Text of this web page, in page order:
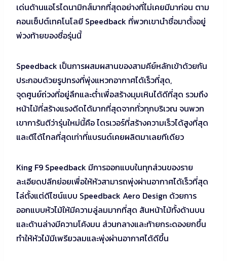
เด่นด้านแอโรไดนามิกส์มากที่สุดอย่างที่ไม่เคยมีมาก่อน ตาม
คอนเซ็ปต์เทคโนโลยี Speedback ที่พวกเขานำชื่อมาตั้งอยู่
พ่วงท้ายของชื่อรุ่นนี้
Speedback เป็นการผสมผสานของสามคีย์หลักเข้าด้วยกัน
ประกอบด้วยรูปทรงที่พุ่งแหวกอากาศได้เร็วที่สุด,
จุดศูนย์ถ่วงที่อยู่ลึกและต่ำเพื่อสร้างมุมเหินได้ดีที่สุด รวมถึง
หน้าไม้ที่สร้างแรงดีดได้มากที่สุดจากทั่วทุกบริเวณ จนพวก
เขาการันตีว่ารุ่นใหม่นี้คือ ไดรเวอร์ที่สร้างความเร็วได้สูงที่สุด
และตีได้ไกลที่สุดเท่าที่แบรนด์เคยผลิตมาเลยทีเดียว
King F9 Speedback มีการออกแบบในทุกส่วนของราย
ละเอียดปลีกย่อยเพื่อให้หัวสามารถพุ่งผ่านอากาศได้เร็วที่สุด
ไล่ตั้งแต่ดีไซน์แบบ Speedback Aero Design ด้วยการ
ออกแบบหัวไม้ให้มีความลู่ลมมากที่สุด สันหน้าไม้ทั้งด้านบน
และด้านล่างมีความโค้งมน ส่วนกลางและท้ายกระดองยกขึ้น
ทำให้หัวไม้มีเพรียวลมและพุ่งผ่านอากาศได้ดีขึ้น